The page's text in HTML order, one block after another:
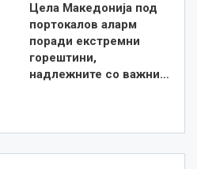
Цела Македонија под
портокалов аларм
поради екстремни
горештини,
надлежните со важни…